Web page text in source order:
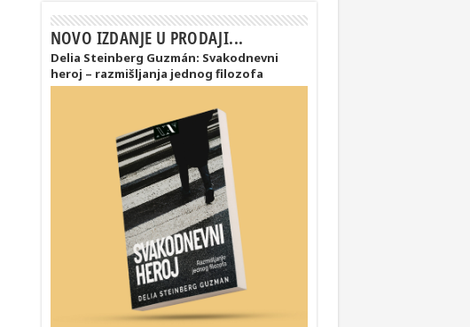
NOVO IZDANJE U PRODAJI...
Delia Steinberg Guzmán: Svakodnevni
heroj – razmišljanja jednog filozofa